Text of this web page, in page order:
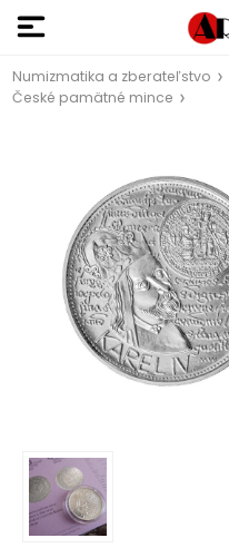
Numizmatika a zberateľstvo
České pamätné mince